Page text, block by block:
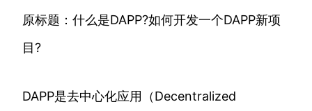
原标题：什么是DAPP?如何开发一个DAPP新项
目?
DAPP是去中心化应用（Decentralized